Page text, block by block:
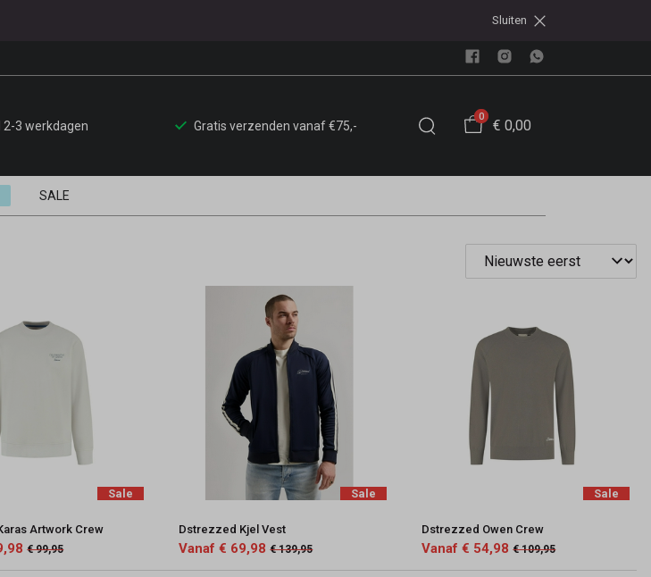
Sluiten
2-3 werkdagen Gratis verzenden vanaf €75,-
0
€ 0,00
SALE
Sale
Artwork Crew
€ 99,95
Sale
Dstrezzed Kjel Vest
Vanaf € 69,98 € 139,95
Sale
Dstrezzed Owen Crew
Vanaf € 54,98 € 109,95